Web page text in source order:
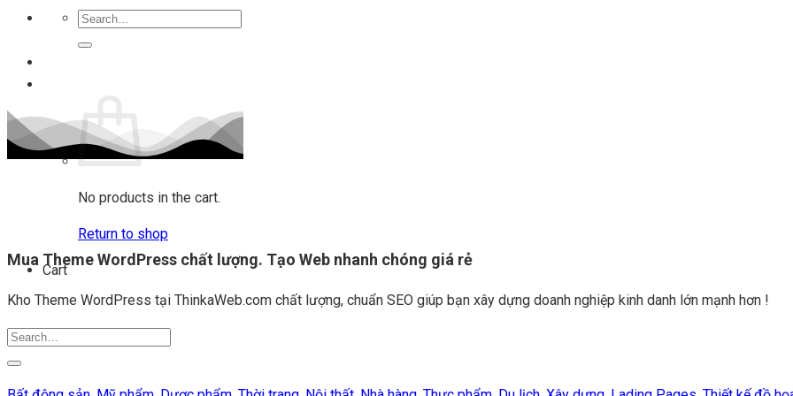
Search
for:
No products in the cart.
Return to shop
Cart
Mua Theme WordPress chất lượng. Tạo Web nhanh chóng giá rẻ
Kho Theme WordPress tại ThinkaWeb.com chất lượng, chuẩn SEO giúp bạn xây dựng doanh nghiệp kinh danh lớn mạnh hơn !
Search
for: